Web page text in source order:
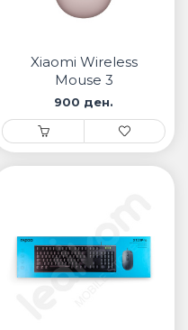
Xiaomi Wireless
Mouse 3
900 ден.